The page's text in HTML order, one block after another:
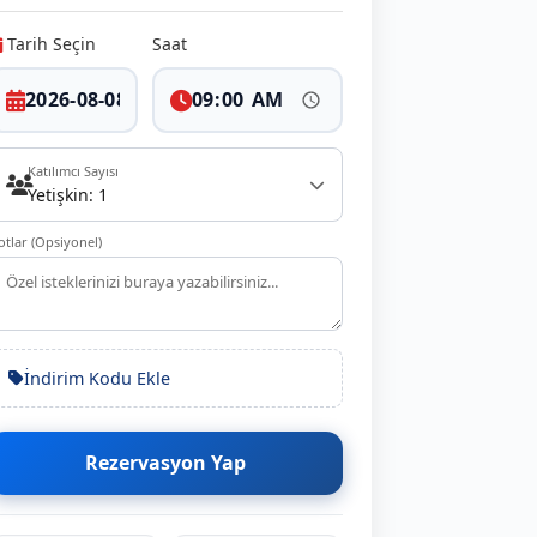
Tarih Seçin Saat
Katılımcı Sayısı
Yetişkin: 1
(Opsiyonel)
İndirim Kodu Ekle
Rezervasyon Yap